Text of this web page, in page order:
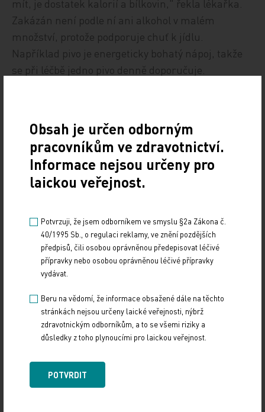
mít, je dostatek kalorií a bílkovin," řekla lékařka.
Zakázán není podle ní ani alkohol v malém
množství, protože podporuje chuť k jídlu.
Například pivo je energeticky bohatý nápoj, takže
se při léčbě jedno pivo denně doporučuje.
Zdroj: ČTK
Z REGIONŮ
Sdílejte článek
Obsah je určen odborným
pracovníkům ve zdravotnictví.
Informace nejsou určeny pro
laickou veřejnost.
Potvrzuji, že jsem odborníkem ve smyslu §2a Zákona č.
40/1995 Sb., o regulaci reklamy, ve znění pozdějších
předpisů, čili osobou oprávněnou předepisovat léčivé
přípravky nebo osobou oprávněnou léčivé přípravky
vydávat.
Beru na vědomí, že informace obsažené dále na těchto
stránkách nejsou určeny laické veřejnosti, nýbrž
zdravotnickým odborníkům, a to se všemi riziky a
důsledky z toho plynoucími pro laickou veřejnost.
POTVRDIT